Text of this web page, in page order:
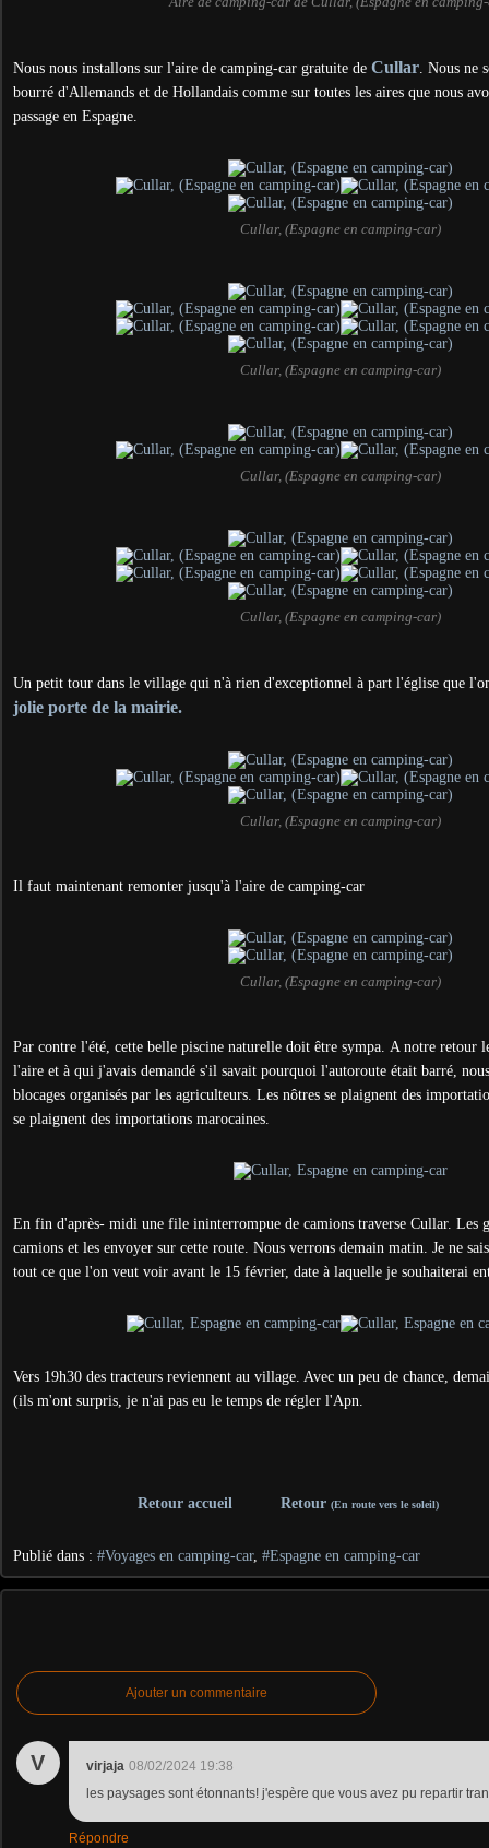
Nous nous installons sur l'aire de camping-car gratuite de Cullar. Nous ne
bourré d'Allemands et de Hollandais comme sur toutes les aires que nous
passage en Espagne.
Cullar, (Espagne en camping-car)
Cullar, (Espagne en camping-car)
Cullar, (Espagne en camping-car)
Cullar, (Espagne en camping-car)
Un petit tour dans le village qui n'à rien d'exceptionnel à part l'église que
jolie porte de la mairie.
Cullar, (Espagne en camping-car)
Il faut maintenant remonter jusqu'à l'aire de camping-car
Cullar, (Espagne en camping-car)
Par contre l'été, cette belle piscine naturelle doit être sympa. A notre retour
l'aire et à qui j'avais demandé s'il savait pourquoi l'autoroute était barré,
blocages organisés par les agriculteurs. Les nôtres se plaignent des
se plaignent des importations marocaines.
En fin d'après- midi une file ininterrompue de camions traverse Cullar. Les
camions et les envoyer sur cette route. Nous verrons demain matin. Je ne
tout ce que l'on veut voir avant le 15 février, date à laquelle je souhaiterai
Vers 19h30 des tracteurs reviennent au village. Avec un peu de chance,
(ils m'ont surpris, je n'ai pas eu le temps de régler l'Apn.
Retour accueil Retour (En route vers le soleil)
Publié dans : #Voyages en camping-car, #Espagne en camping-car
Ajouter un commentaire
V virjaja 08/02/2024 19:38
les paysages sont étonnants! j'espère que vous avez pu repartir
Répondre